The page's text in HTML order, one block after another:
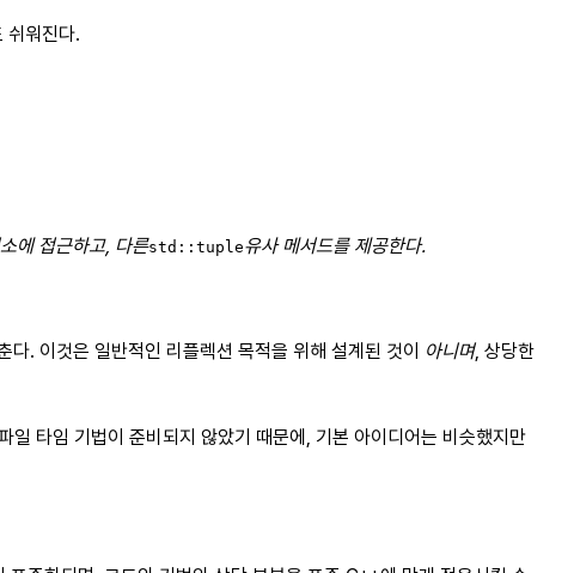
쉬워진다.
에 접근하고, 다른std::tuple유사 메서드를 제공한다.
. 이것은 일반적인 리플렉션 목적을 위해 설계된 것이 아니며, 상당한
일 타임 기법이 준비되지 않았기 때문에, 기본 아이디어는 비슷했지만